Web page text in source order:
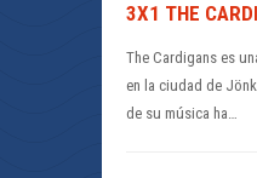
3X1 THE
The Cardigans es
en la ciudad de
de su música ha…